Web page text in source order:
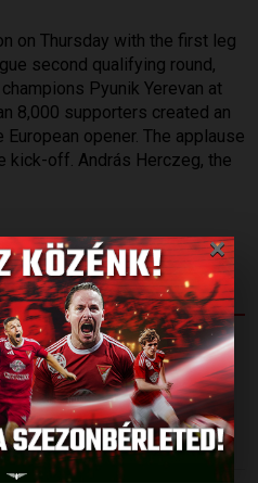
on Thursday with the first leg
second qualifying round,
Pyunik Yerevan at
8,000 supporters created an
opener. The applause
kick-off. András Herczeg, the
:BLAGOJEVIC
×